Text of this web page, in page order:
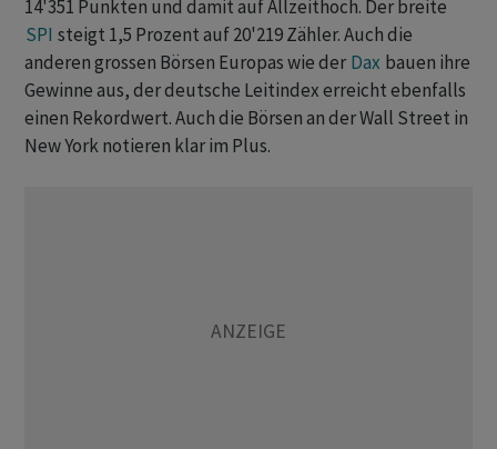
14'351 Punkten und damit auf Allzeithoch. Der breite
SPI steigt 1,5 Prozent auf 20'219 Zähler. Auch die
anderen grossen Börsen Europas wie der Dax bauen ihre
Gewinne aus, der deutsche Leitindex erreicht ebenfalls
einen Rekordwert. Auch die Börsen an der Wall Street in
New York notieren klar im Plus.